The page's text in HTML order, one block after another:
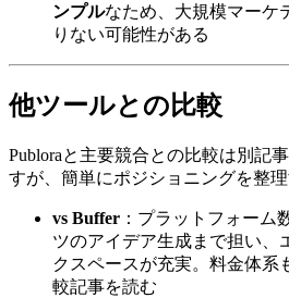
ンプルなため、大規模マーケ
りない可能性がある
他ツールとの比較
Publoraと主要競合との比較は別記
すが、簡単にポジショニングを整理
vs Buffer ：プラットフォーム
ツのアイデア生成まで担い、
クスペースが充実。料金体
較記事を読む